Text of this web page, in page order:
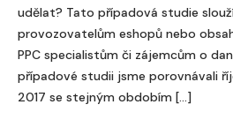
udělat? Tato případová studie
provozovatelům eshopů nebo
PPC specialistům či zájemcům o
případové studii jsme porovnávali
2017 se stejným obdobím […]